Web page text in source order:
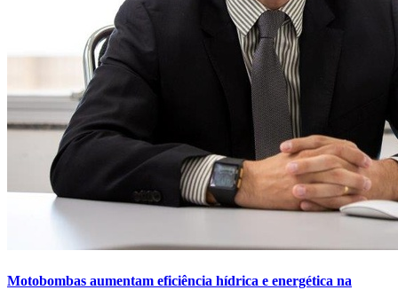
Motobombas aumentam eficiência hídrica e energética na